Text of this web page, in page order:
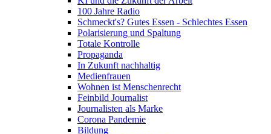
100 Jahre Radio
Schmeckt's? Gutes Essen - Schlechtes Essen
Polarisierung und Spaltung
Totale Kontrolle
Propaganda
In Zukunft nachhaltig
Medienfrauen
Wohnen ist Menschenrecht
Feinbild Journalist
Journalisten als Marke
Corona Pandemie
Bildung